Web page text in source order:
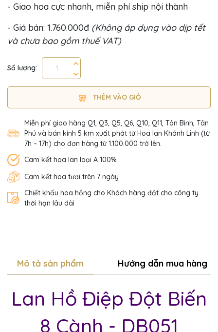
- Giao hoa cực nhanh, miễn phí ship nội thành
- Giá bán: 1.760.000đ (Không áp dụng vào dịp tết
và chưa bao gồm thuế VAT)
Số lượng:
THÊM VÀO GIỎ
Miễn phí giao hàng Q1, Q3, Q5, Q6, Q10, Q11, Tân Bình, Tân
Phú và bán kính 5 km xuất phát từ Hoa lan Khánh Linh (từ
7h – 17h) cho đơn hàng từ 1.100.000 trở lên.
Cam kết hoa lan loại A 100%
Cam kết hoa tươi trên 7 ngày
Chiết khấu hoa hồng cho Khách hàng đặt cho công ty
thời hạn lâu dài
Mô tả sản phẩm Hướng dẫn mua hàng
Lan Hồ Điệp Đột Biến
8 Cành - DB051